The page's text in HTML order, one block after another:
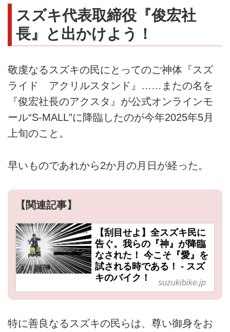
スズキ代表取締役『俊宏社
長』と出かけよう！
敬虔なるスズキの民にとってのご神体『スズ
ライド アクリルスタンド』……またの名を
『俊宏社長のアクスタ』が公式オンラインモ
ール“S-MALL”に降臨したのが今年2025年5月
上旬のこと。
早いものであれから2か月の月日が経った。
【関連記事】
【刮目せよ】全スズキ民に
告ぐ。我らの『神』が降臨
なされた！ 今こそ『愛』を
試される時である！ - スズ
キのバイク！
suzukibike.jp
特に善良なるスズキの民らは、尊い御身をお